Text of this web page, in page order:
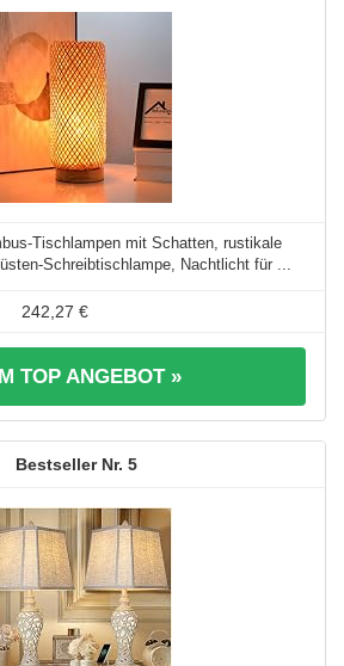
Tischlampen mit Schatten, rustikale
Schreibtischlampe, Nachtlicht für ...
242,27 €
TOP ANGEBOT »
5